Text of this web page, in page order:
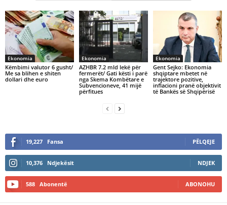
Ekonomia
Këmbimi valutor 6 gusht/
Me sa blihen e shiten
dollari dhe euro
Ekonomia
AZHBR 7.2 mld lekë për
fermerët/ Gati kësti i parë
nga Skema Kombëtare e
Subvencioneve, 41 mijë
përfitues
Ekonomia
Gent Sejko: Ekonomia
shqiptare mbetet në
trajektore pozitive,
inflacioni pranë objektivit
të Bankës së Shqipërisë
19,227 Fansa PËLQEJE
10,376 Ndjekësit NDJEK
588 Abonentë ABONOHU